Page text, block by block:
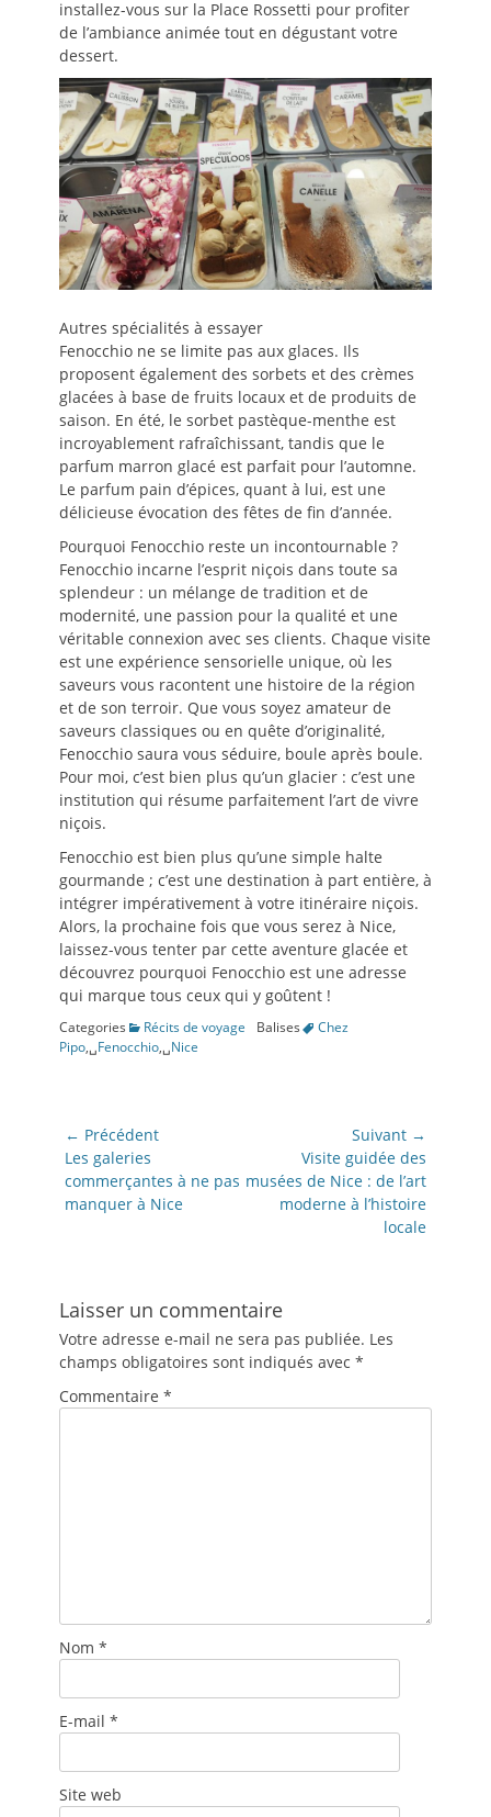
installez-vous sur la Place Rossetti pour profiter
de l’ambiance animée tout en dégustant votre
dessert.
Autres spécialités à essayer
Fenocchio ne se limite pas aux glaces. Ils
proposent également des sorbets et des crèmes
glacées à base de fruits locaux et de produits de
saison. En été, le sorbet pastèque-menthe est
incroyablement rafraîchissant, tandis que le
parfum marron glacé est parfait pour l’automne.
Le parfum pain d’épices, quant à lui, est une
délicieuse évocation des fêtes de fin d’année.
Pourquoi Fenocchio reste un incontournable ?
Fenocchio incarne l’esprit niçois dans toute sa
splendeur : un mélange de tradition et de
modernité, une passion pour la qualité et une
véritable connexion avec ses clients. Chaque visite
est une expérience sensorielle unique, où les
saveurs vous racontent une histoire de la région
et de son terroir. Que vous soyez amateur de
saveurs classiques ou en quête d’originalité,
Fenocchio saura vous séduire, boule après boule.
Pour moi, c’est bien plus qu’un glacier : c’est une
institution qui résume parfaitement l’art de vivre
niçois.
Fenocchio est bien plus qu’une simple halte
gourmande ; c’est une destination à part entière, à
intégrer impérativement à votre itinéraire niçois.
Alors, la prochaine fois que vous serez à Nice,
laissez-vous tenter par cette aventure glacée et
découvrez pourquoi Fenocchio est une adresse
qui marque tous ceux qui y goûtent !
Categories Récits de voyage Balises
Chez
Pipo,␣Fenocchio,␣Nice
Navigation
de
l’article
← Précédent
Article
précédent:
Les galeries
commerçantes à ne pas
manquer à Nice
Suivant →
suivant:
Visite guidée des
musées de Nice : de l’art
moderne à l’histoire
locale
Laisser un commentaire
Votre adresse e-mail ne sera pas publiée. Les
champs obligatoires sont indiqués avec *
Commentaire *
Nom *
E-mail *
Site web